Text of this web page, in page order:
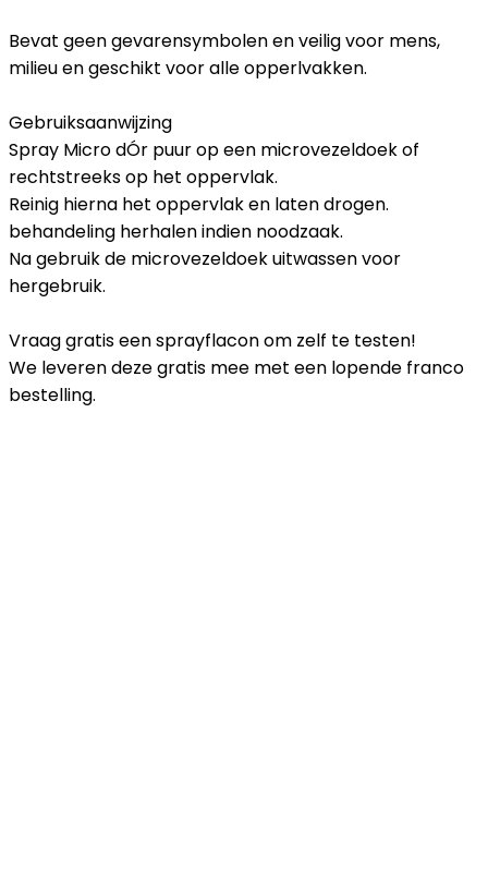
Bevat geen gevarensymbolen en veilig voor mens,
milieu en geschikt voor alle opperlvakken.
Gebruiksaanwijzing
Spray Micro dÓr puur op een microvezeldoek of
rechtstreeks op het oppervlak.
Reinig hierna het oppervlak en laten drogen.
behandeling herhalen indien noodzaak.
Na gebruik de microvezeldoek uitwassen voor
hergebruik.
Vraag gratis een sprayflacon om zelf te testen!
We leveren deze gratis mee met een lopende franco
bestelling.